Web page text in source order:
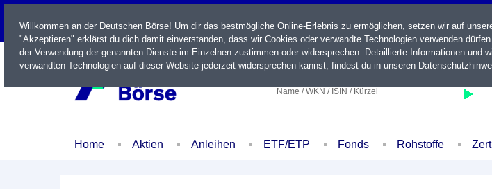
LIVE
Name / WKN / ISIN / Kürzel
Home Aktien Anleihen ETF/ETP Fonds Rohstoffe
Willkommen an der Deutschen Börse! Um dir das bestmögliche Online-Erlebnis zu ermöglichen, setzen wir auf
"Akzeptieren" erklärst du dich damit einverstanden, dass wir Cookies oder verwandte Technologien verwenden
der Verwendung der genannten Dienste im Einzelnen zustimmen oder widersprechen. Detaillierte Informationen und
verwandten Technologien auf dieser Website jederzeit widersprechen kannst, findest du in unseren